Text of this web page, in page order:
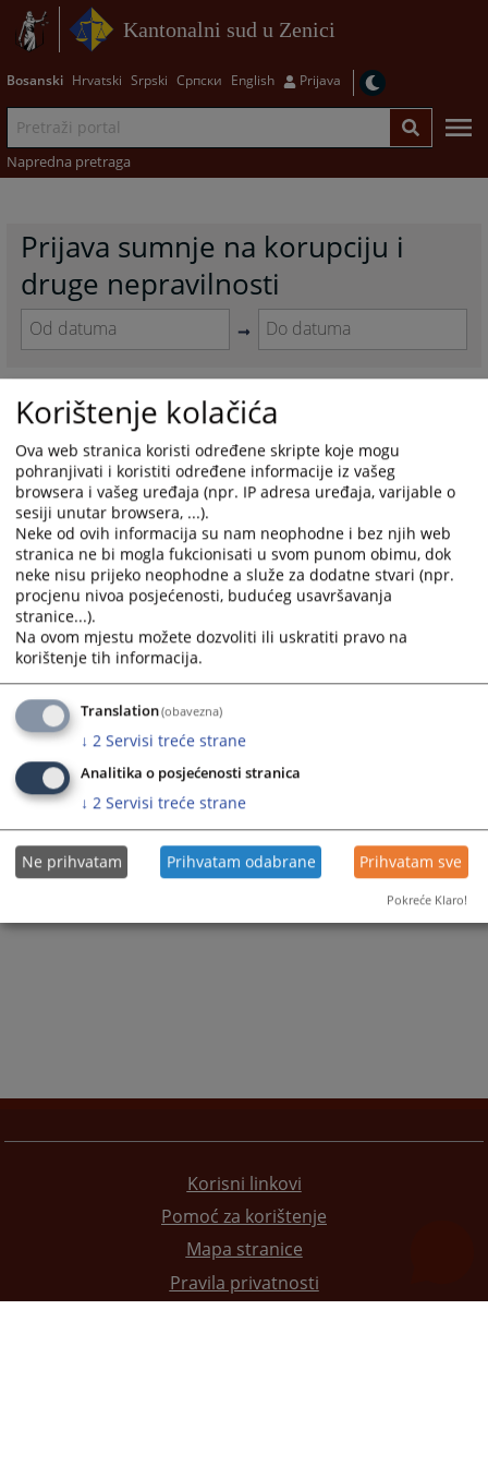
Kantonalni sud u Zenici
Bosanski Hrvatski Srpski Српски English Prijava
Napredna pretraga
Prijava sumnje na korupciju i
druge nepravilnosti
forward
to
interact
with
the
calendar
and
select
a
date.
Press
the
question
mark
key
to
get
the
keyboard
shortcuts
for
changing
dates.
forward
to
interact
with
the
calendar
and
select
a
date.
Press
the
question
mark
to
shortcuts
dates.
0 - 0 / 0
1
Korisni linkovi
Pomoć za korištenje
Mapa stranice
Pravila privatnosti
Korištenje kolačića
Ova web stranica koristi određene skripte koje mogu
pohranjivati i koristiti određene informacije iz vašeg
browsera i vašeg uređaja (npr. IP adresa uređaja, varijable o
sesiji unutar browsera, ...).
Neke od ovih informacija su nam neophodne i bez njih web
stranica ne bi mogla fukcionisati u svom punom obimu, dok
neke nisu prijeko neophodne a služe za dodatne stvari (npr.
procjenu nivoa posjećenosti, budućeg usavršavanja
stranice...).
Na ovom mjestu možete dozvoliti ili uskratiti pravo na
korištenje tih informacija.
Translation(obavezna)
↓ 2 Servisi treće strane
Analitika o posjećenosti stranica
↓ 2 Servisi treće strane
Ne prihvatam Prihvatam odabrane Prihvatam sve
Pokreće Klaro!